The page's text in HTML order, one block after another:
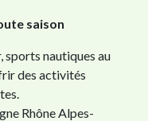
saison
sports nautiques au
des activités
Rhône Alpes-